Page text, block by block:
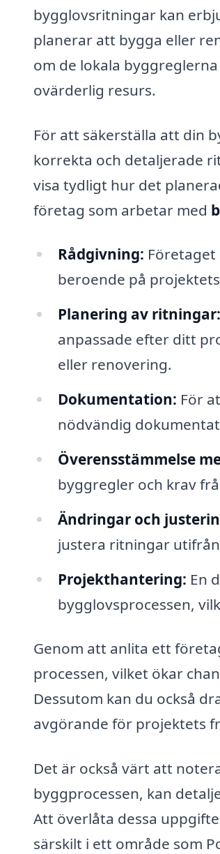
bygglovsritningar kan
planerar att bygga eller
om de lokala
ovärderlig resurs.
För att säkerställa att din
korrekta och detaljerade
visa tydligt hur det
företag som arbetar med
Rådgivning: Företaget
beroende på
Planering av ritningar:
anpassade efter ditt
eller renovering.
Dokumentation: För
nödvändig
Överensstämmelse
byggregler och krav
Ändringar och
justera ritningar
Projekthantering: En
bygglovsprocessen,
Genom att anlita ett
processen, vilket ökar
Dessutom kan du också
avgörande för projektets
Det är också värt att
byggprocessen, kan
Att överlåta dessa
särskilt i ett område som